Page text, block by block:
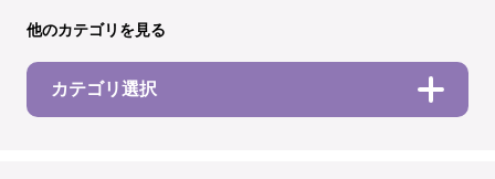
他のカテゴリを見る
カテゴリ選択